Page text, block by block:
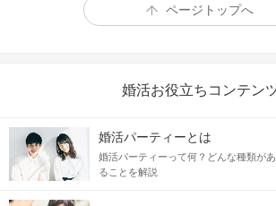
ページトップへ
婚活お役立ちコンテン
婚活パーティーとは
婚活パーティーって何？どんな種類が
ることを解説